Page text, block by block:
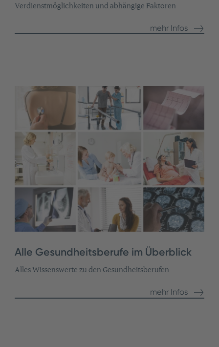
Verdienstmöglichkeiten und abhängige Faktoren
mehr Infos
Alle Gesundheitsberufe im Überblick
Alles Wissenswerte zu den Gesundheitsberufen
mehr Infos